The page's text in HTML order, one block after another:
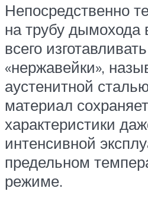
Непосредственно
на трубу
всего
«нержавейки»,
аустенитной
материал
характеристики
интенсивной
предельном
режиме.